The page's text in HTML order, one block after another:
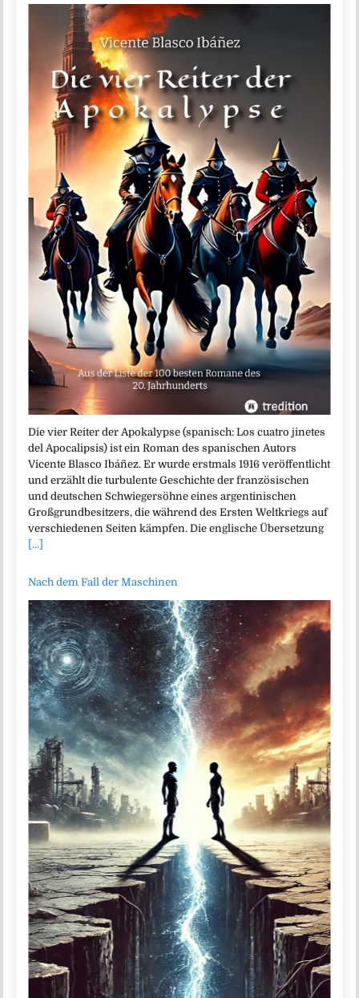
Die vier Reiter der Apokalypse (spanisch: Los cuatro jinetes
del Apocalipsis) ist ein Roman des spanischen Autors
Vicente Blasco Ibáñez. Er wurde erstmals 1916 veröffentlicht
und erzählt die turbulente Geschichte der französischen
und deutschen Schwiegersöhne eines argentinischen
Großgrundbesitzers, die während des Ersten Weltkriegs auf
verschiedenen Seiten kämpfen. Die englische Übersetzung
[...]
Nach dem Fall der Maschinen